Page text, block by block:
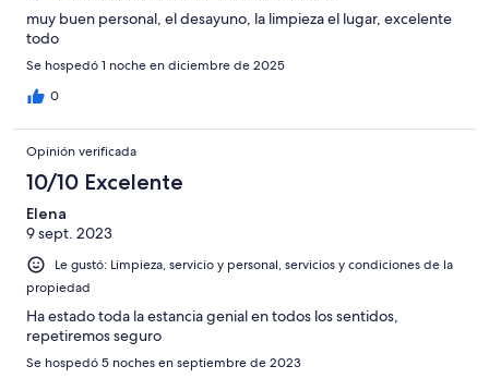
muy buen personal, el desayuno, la limpieza el lugar, excelente
todo
Se hospedó 1 noche en diciembre de 2025
0
Opinión verificada
10/10 Excelente
Elena
9 sept. 2023
Le gustó: Limpieza, servicio y personal, servicios y condiciones de la
propiedad
Ha estado toda la estancia genial en todos los sentidos,
repetiremos seguro
Se hospedó 5 noches en septiembre de 2023